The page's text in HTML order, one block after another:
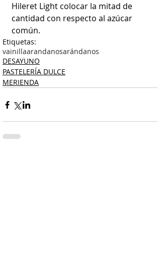
Hileret Light colocar la mitad de
cantidad con respecto al azúcar
común.
Etiquetas:
vainillaarandanosarándanos
DESAYUNO
PASTELERÍA DULCE
MERIENDA